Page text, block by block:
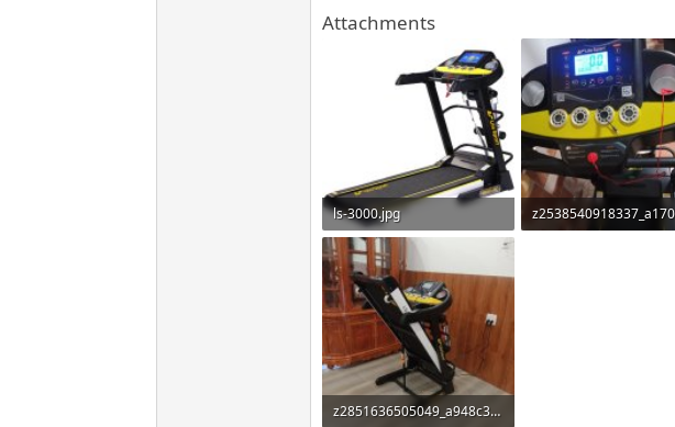
Attachments
ls-3000.jpg
77.7 KB · Đọc: 20
z2851636505049_a948c31d56c6833d52e7fafe367a2e57.jpg